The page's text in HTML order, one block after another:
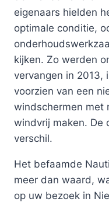
eigenaars hielden
optimale conditie,
kijken. Zo werden
vervangen in 2013,
voorzien van een
windschermen met
windvrij maken. De
verschil.
Het befaamde
meer dan waard,
op uw bezoek in